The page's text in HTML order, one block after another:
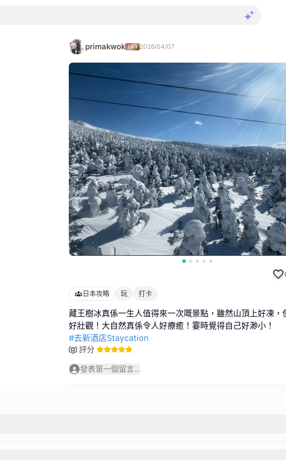
primakwok 2026/04/07
日本攻略 玩 打卡
藏王樹冰真係一生人值得來一次嘅景點，雖然山頂上好凍，
#去新酒店Staycation
評分
發表第一個留言...